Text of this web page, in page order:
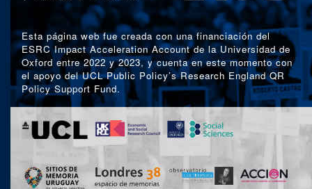
Esta página web fue creada con una financiación del
ESRC Impact Acceleration Account de la Universidad de
Oxford entre 2022 y 2023, y cuenta en este momento con
el apoyo del UCL Public Policy’s Research England QR
Policy Support Fund.